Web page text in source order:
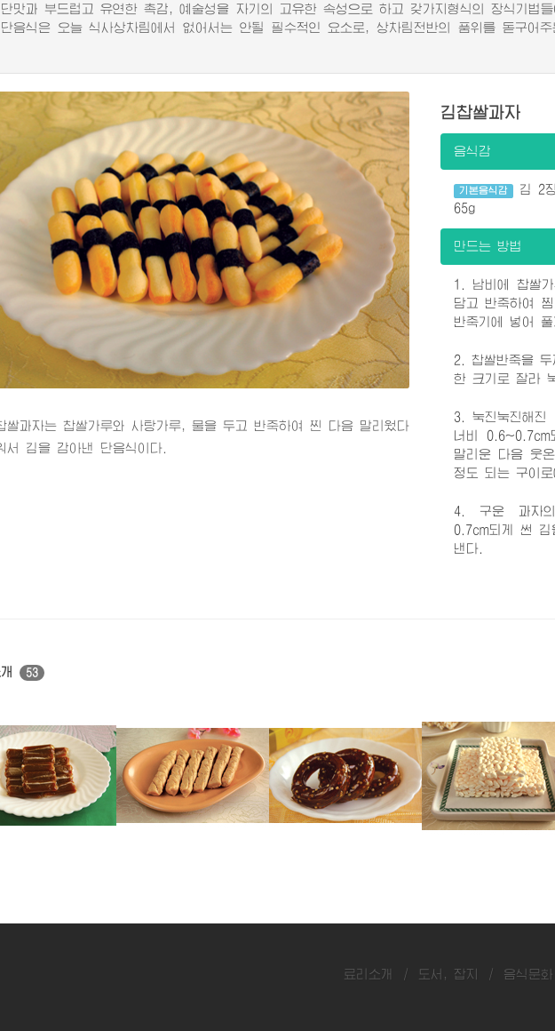
과 부드럽고 유연한 촉감, 예술성을 자기의 고유한 속성으로 하고 갖가지형식의 장식기법들
음식은 오늘 식사상차림에서 없어서는 안될 필수적인 요소로, 상차림전반의 품위를 돋구어
과자는 찹쌀가루와 사탕가루, 물을 두고 반죽하여 찐 다음 말리웠다
서 김을 감아낸 단음식이다.
김찹쌀과자
음식감
기본음식감
김 2
65g
만드는 방법
1. 남비에 찹쌀
담고 반죽하여
반죽기에 넣어 풀
2. 찹쌀반죽을
한 크기로 잘라
3. 눅진눅진해진
너비
말리운 다음 웃
정도 되는 구이
4. 구운 과자
0.7cm되게 썬 김
낸다.
53
료리소개 / 도서, 잡지 / 음식문화